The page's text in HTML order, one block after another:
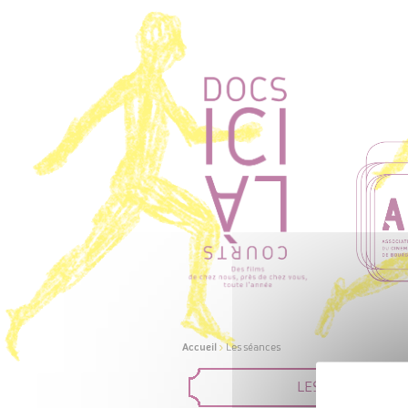
Accueil>Les séances
LES FILMS